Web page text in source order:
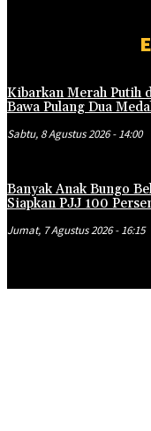
Kibarkan Merah Putih
Bawa Pulang Dua
Sabtu, 8 Agustus 2026 - 14:00
Banyak Anak Bungo
Siapkan PJJ 100
Jumat, 7 Agustus 2026 - 16:15